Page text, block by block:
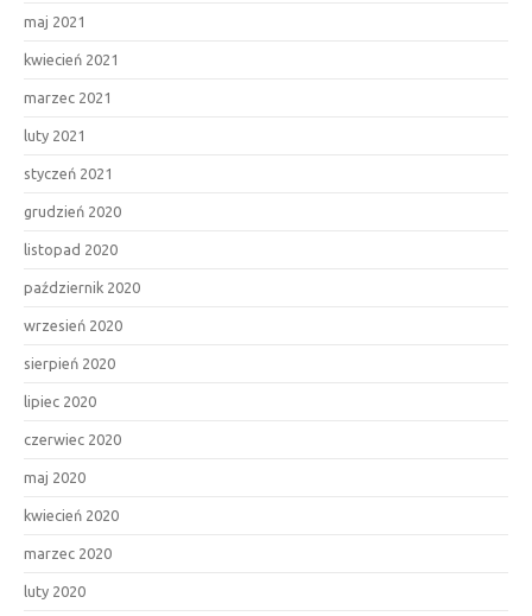
maj 2021
kwiecień 2021
marzec 2021
luty 2021
styczeń 2021
grudzień 2020
listopad 2020
październik 2020
wrzesień 2020
sierpień 2020
lipiec 2020
czerwiec 2020
maj 2020
kwiecień 2020
marzec 2020
luty 2020